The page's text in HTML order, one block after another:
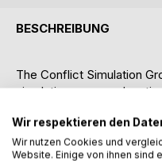
BESCHREIBUNG
The Conflict Simulation
simulations as an
group has developed a
various topics, and
conflict simulations in
a facilitator-based,
Wir respektieren den
Wir nutzen Cookies und
Website. Einige von ihnen sind